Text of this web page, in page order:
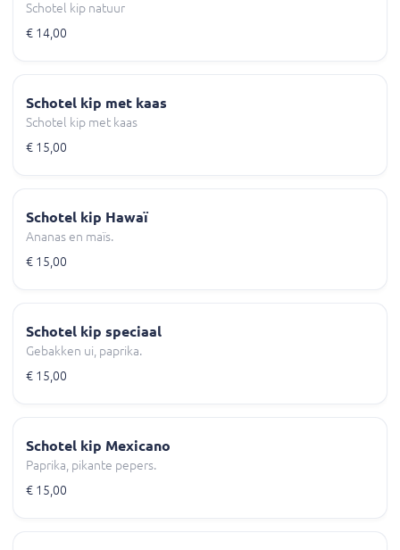
Schotel kip natuur
€ 14,00
Schotel kip met kaas
Schotel kip met kaas
€ 15,00
Schotel kip Hawaï
Ananas en maïs.
€ 15,00
Schotel kip speciaal
Gebakken ui, paprika.
€ 15,00
Schotel kip Mexicano
Paprika, pikante pepers.
€ 15,00